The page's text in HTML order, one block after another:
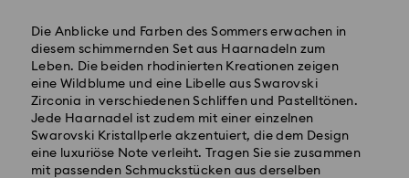
Die Anblicke und Farben des Sommers erwachen in
diesem schimmernden Set aus Haarnadeln zum
Leben. Die beiden rhodinierten Kreationen zeigen
eine Wildblume und eine Libelle aus Swarovski
Zirconia in verschiedenen Schliffen und Pastelltönen.
Jede Haarnadel ist zudem mit einer einzelnen
Swarovski Kristallperle akzentuiert, die dem Design
eine luxuriöse Note verleiht. Tragen Sie sie zusammen
mit passenden Schmuckstücken aus derselben